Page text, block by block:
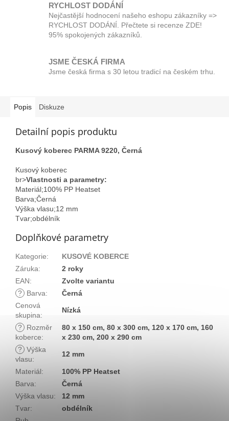
RYCHLOST DODÁNÍ
Nejčastější hodnocení našeho eshopu zákazníky =>
RYCHLOST DODÁNÍ. Přečtete si recenze ZDE!
95% spokojených zákazníků.
JSME ČESKÁ FIRMA
Jsme česká firma s 30 letou tradicí na českém trhu.
Popis Diskuze
Detailní popis produktu
Kusový koberec PARMA 9220, Černá
Kusový koberec
br>Vlastnosti a parametry:
Materiál;100% PP Heatset
Barva;Černá
Výška vlasu;12 mm
Tvar;obdélník
Doplňkové parametry
Kategorie:
KUSOVÉ KOBERCE
Záruka:
2 roky
EAN:
Zvolte variantu
?
Barva:
Černá
Cenová
skupina:
Nízká
?
Rozměr
koberce:
80 x 150 cm, 80 x 300 cm, 120 x 170 cm, 160
x 230 cm, 200 x 290 cm
? Výška
vlasu:
12 mm
Materiál:
100% PP Heatset
Barva:
Černá
Výška vlasu:
12 mm
Tvar:
obdélník